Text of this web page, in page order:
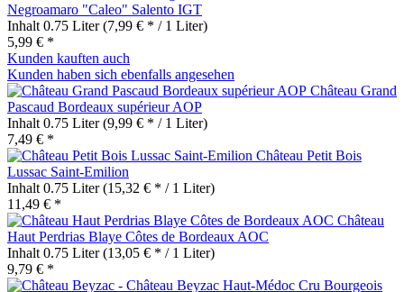
Negroamaro "Caleo" Salento IGT
Inhalt 0.75 Liter(7,99 € * / 1 Liter)
5,99 € *
Kunden kauften auch
Kunden haben sich ebenfalls angesehen
Château Grand
Pascaud Bordeaux supérieur AOP
Inhalt 0.75 Liter(9,99 € * / 1 Liter)
7,49 € *
Château Petit Bois
Lussac Saint-Emilion
Inhalt 0.75 Liter(15,32 € * / 1 Liter)
11,49 € *
Château
Haut Perdrias Blaye Côtes de Bordeaux AOC
Inhalt 0.75 Liter(13,05 € * / 1 Liter)
9,79 € *